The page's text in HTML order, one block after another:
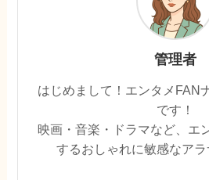
管理者
はじめまして！エンタメFAN
です！
映画・音楽・ドラマなど、エ
するおしゃれに敏感なアラ